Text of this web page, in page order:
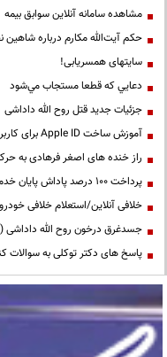
مشاهده سامانه آنلاين سوابق بیمه
حكم آيت‌الله مكارم درباره شاهين
سایتهای همسریابی!
دعايي كه قطعا مستجاب مي‌شود
جزئیات جدید قتل روح الله داداشی
آموزش ساخت Apple ID برای کاربران ایرانی
راز خنده های اصغر فرهادی به
پرداخت ۱۰۰ درصد پاداش پایان خدمت فرهنگیان
خلافی آنلاین/استعلام خلافی
جسدغرق درخون روح الله
پاسخ های دکتر توکلی به سوالات